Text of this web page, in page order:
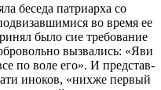
бе­се­да пат­ри­ар­ха со
во вре­мя ее
бы­ло сие тре­бо­ва­ние
вы­зва­лись: «Яви
по во­ле его». И пред­став­
ино­ков, «ни­х­же пер­вый